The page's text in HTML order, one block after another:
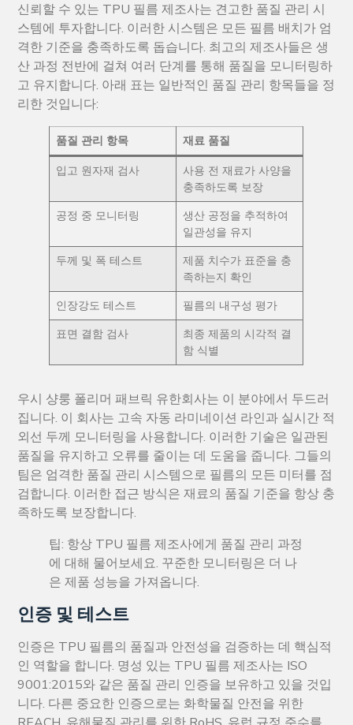
신뢰할 수 있는 TPU 필름 제조사는 견고한 품질 관리 시
스템에 투자합니다. 이러한 시스템은 모든 필름 배치가 엄
격한 기준을 충족하도록 돕습니다. 최고의 제조사들은 생
산 과정 전반에 걸쳐 여러 단계를 통해 품질을 모니터링하
고 유지합니다. 아래 표는 일반적인 품질 관리 항목들을 정
리한 것입니다:
품질 관리 항목
재료 품질
입고 원자재 검사
사용 전 재료가 사양을
충족하도록 보장
공정 중 모니터링
생산 공정을 추적하여
일관성을 유지
두께 및 폭 테스트
제품 치수가 표준을 충
족하는지 확인
인장강도 테스트
필름의 내구성 평가
표면 결함 검사
최종 제품의 시각적 결
함 식별
우시 샹룽 폴리머 패브릭 유한회사는 이 분야에서 두드러
집니다. 이 회사는 고속 자동 라미네이션 라인과 실시간 적
외선 두께 모니터링을 사용합니다. 이러한 기술은 일관된
품질을 유지하고 오류를 줄이는 데 도움을 줍니다. 그들의
팀은 엄격한 품질 관리 시스템으로 필름의 모든 미터를 점
검합니다. 이러한 접근 방식은 재료의 품질 기준을 항상 충
족하도록 보장합니다.
팁: 항상 TPU 필름 제조사에게 품질 관리 과정
에 대해 물어보세요. 꾸준한 모니터링은 더 나
은 제품 성능을 가져옵니다.
인증 및 테스트
인증은 TPU 필름의 품질과 안전성을 검증하는 데 핵심적
인 역할을 합니다. 명성 있는 TPU 필름 제조사는 ISO
9001:2015와 같은 품질 관리 인증을 보유하고 있을 것입
니다. 다른 중요한 인증으로는 화학물질 안전을 위한